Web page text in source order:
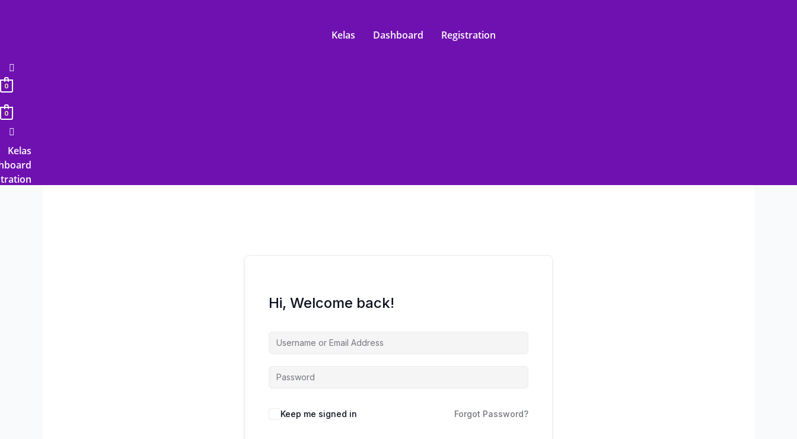
Kelas Dashboard Registration
0
0
Kelas
Hi, Welcome back!
Keep me signed in Forgot Password?